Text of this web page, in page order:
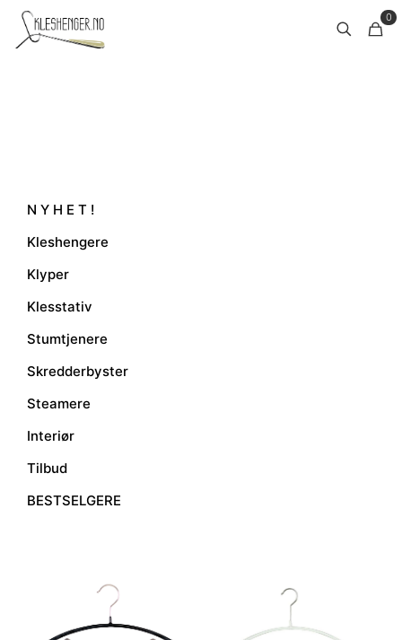
0
N Y H E T !
Kleshengere
Klyper
Klesstativ
Stumtjenere
Skredderbyster
Steamere
Interiør
Tilbud
BESTSELGERE